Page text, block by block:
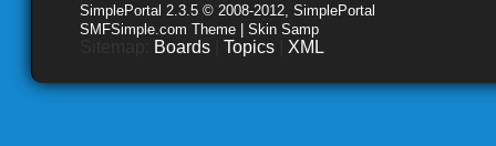
SimplePortal 2.3.5 © 2008-2012, SimplePortal
SMFSimple.com Theme | Skin Samp
Boards Topics XML